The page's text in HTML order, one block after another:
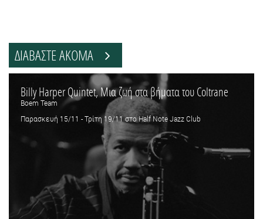
ΔΙΑΒΑΣΤΕ ΑΚΟΜΑ
Billy Harper Quintet, Μια ζωή στα βήματα του Coltrane
Boem Team
Παρασκευή 15/11 - Τρίτη 19/11 στο Half Note Jazz Club